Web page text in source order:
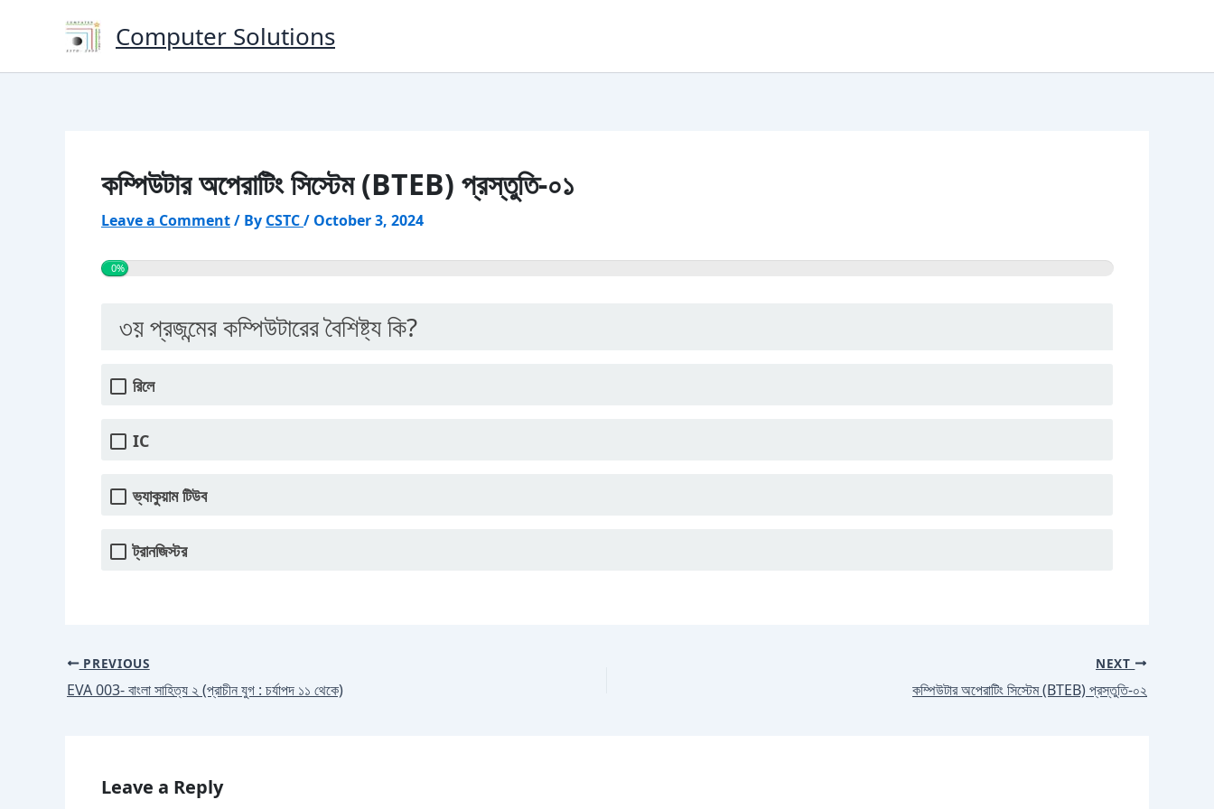
Computer Solutions
কম্পিউটার অপেরাটিং সিস্টেম (BTEB) প্রস্তুতি-০১
Leave a Comment/ By CSTC/ October 3, 2024
0%
৩য় প্রজন্মের কম্পিউটারের বৈশিষ্ট্য কি?
রিলে
IC
ভ্যাকুয়াম টিউব
ট্রানজিস্টর
PREVIOUS
EVA 003- বাংলা সাহিত্য ২ (প্রাচীন যুগ : চর্যাপদ ১১ থেকে)
NEXT
কম্পিউটার অপেরাটিং সিস্টেম (BTEB) প্রস্তুতি-০২
Leave a Reply